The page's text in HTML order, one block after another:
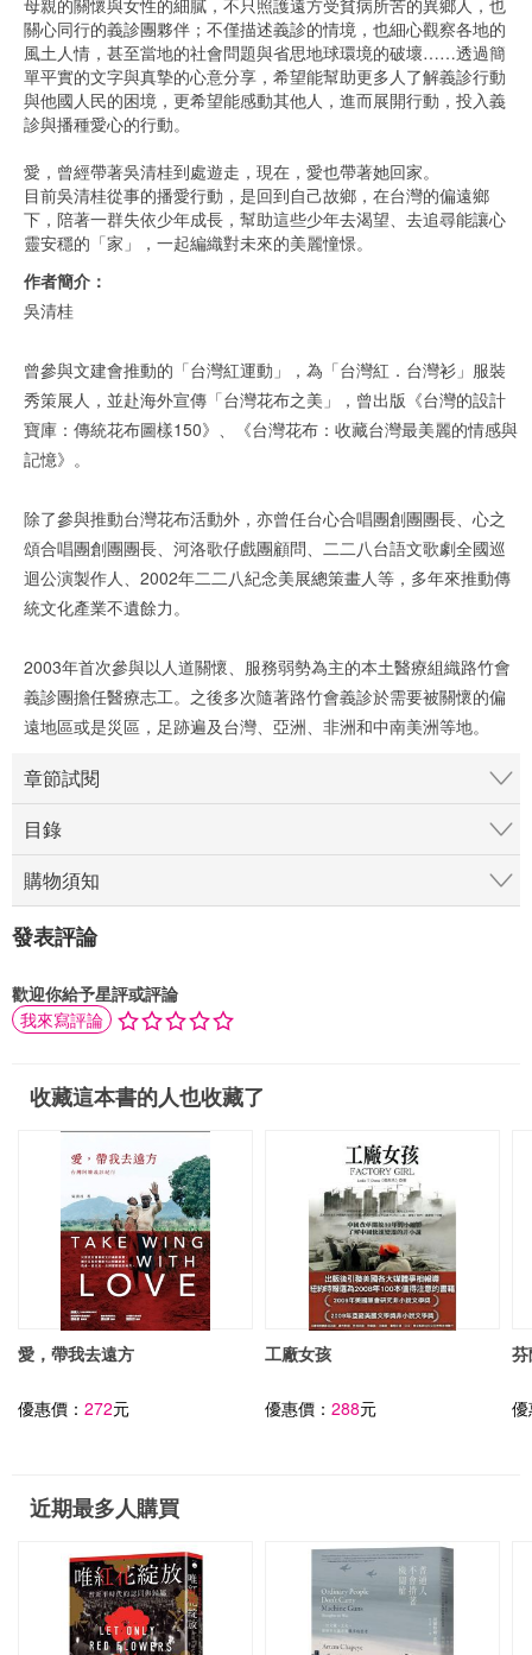
關心同行的義診團夥伴；不僅描述義診的情境，也細心觀察各地的
風土人情，甚至當地的社會問題與省思地球環境的破壞……透過簡
單平實的文字與真摯的心意分享，希望能幫助更多人了解義診行動
與他國人民的困境，更希望能感動其他人，進而展開行動，投入義
診與播種愛心的行動。
愛，曾經帶著吳清桂到處遊走，現在，愛也帶著她回家。
目前吳清桂從事的播愛行動，是回到自己故鄉，在台灣的偏遠鄉
下，陪著一群失依少年成長，幫助這些少年去渴望、去追尋能讓心
靈安穩的「家」，一起編織對未來的美麗憧憬。
作者簡介：
吳清桂
曾參與文建會推動的「台灣紅運動」，為「台灣紅．台灣衫」服裝
秀策展人，並赴海外宣傳「台灣花布之美」，曾出版《台灣的設計
寶庫：傳統花布圖樣150》、《台灣花布：收藏台灣最美麗的情感與
記憶》。
除了參與推動台灣花布活動外，亦曾任台心合唱團創團團長、心之
頌合唱團創團團長、河洛歌仔戲團顧問、二二八台語文歌劇全國巡
迴公演製作人、2002年二二八紀念美展總策畫人等，多年來推動傳
統文化產業不遺餘力。
2003年首次參與以人道關懷、服務弱勢為主的本土醫療組織路竹會
義診團擔任醫療志工。之後多次隨著路竹會義診於需要被關懷的偏
遠地區或是災區，足跡遍及台灣、亞洲、非洲和中南美洲等地。
章節試閱
目錄
購物須知
發表評論
歡迎你給予星評或評論
我來寫評論
收藏這本書的人也收藏了
愛，帶我去遠方
優惠價： 272元
工廠女孩
優惠價：288元
近期最多人購買